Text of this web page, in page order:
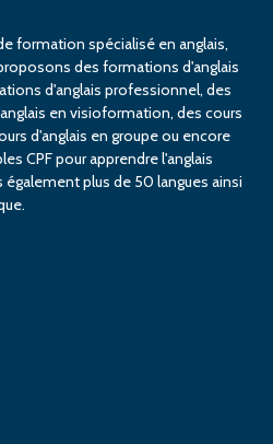
formation spécialisé en anglais,
des formations d'anglais
d'anglais professionnel, des
en visioformation, des cours
d'anglais en groupe ou encore
CPF pour apprendre l'anglais
plus de 50 langues ainsi